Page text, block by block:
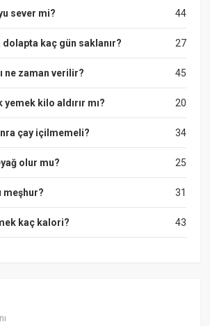
44
sever mi?
27
kaç gün saklanır?
45
ne zaman verilir?
20
yemek kilo aldırır mı?
34
çay içilmemeli?
25
olur mu?
31
meşhur?
43
kaç kalori?